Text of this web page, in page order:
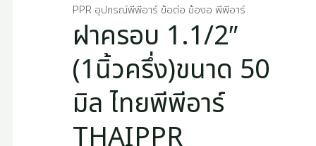
PPR อุปกรณ์พีพีอาร์ ข้อต่อ ข้องอ พีพีอาร์
ฝาครอบ 1.1/2″
(1นิ้วครึ่ง)ขนาด 50
มิล ไทยพีพีอาร์
THAIPPR